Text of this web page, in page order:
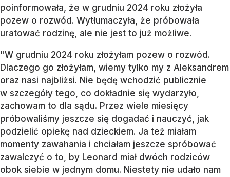
poinformowała, że w grudniu 2024 roku złożyła
pozew o rozwód. Wytłumaczyła, że próbowała
uratować rodzinę, ale nie jest to już możliwe.
"W grudniu 2024 roku złożyłam pozew o rozwód.
Dlaczego go złożyłam, wiemy tylko my z Aleksandrem
oraz nasi najbliżsi. Nie będę wchodzić publicznie
w szczegóły tego, co dokładnie się wydarzyło,
zachowam to dla sądu. Przez wiele miesięcy
próbowaliśmy jeszcze się dogadać i nauczyć, jak
podzielić opiekę nad dzieckiem. Ja też miałam
momenty zawahania i chciałam jeszcze spróbować
zawalczyć o to, by Leonard miał dwóch rodziców
obok siebie w jednym domu. Niestety nie udało nam